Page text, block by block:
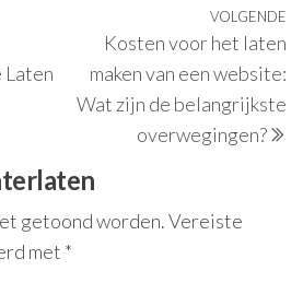
VOLGENDE
Kosten voor het laten
maken van een website:
Wat zijn de belangrijkste
overwegingen?
getoond worden.Vereiste
met *